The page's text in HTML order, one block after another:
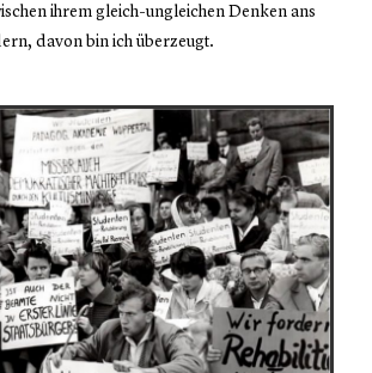
ihrem gleich-ungleichen Denken ans
davon bin ich überzeugt.